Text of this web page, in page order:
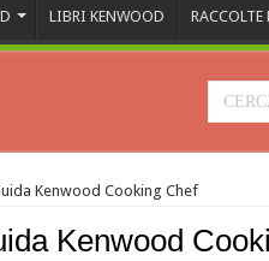
LIBRI KENWOOD RACCOLTE
Kenwood Cooking Chef
Kenwood